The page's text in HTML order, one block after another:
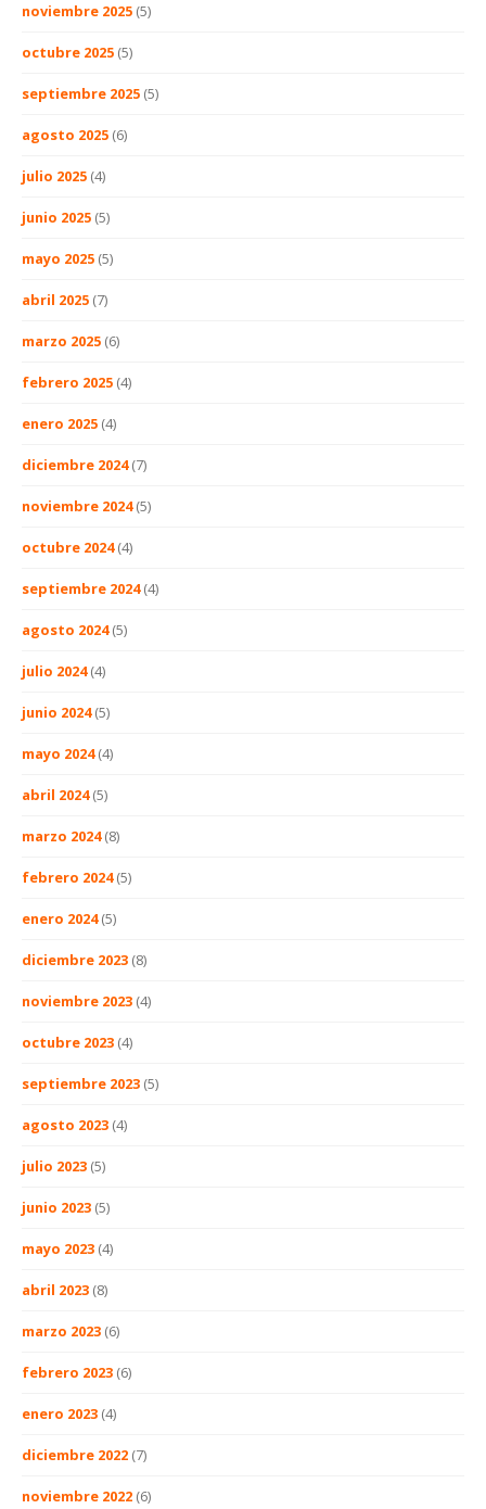
noviembre 2025 (5)
octubre 2025 (5)
septiembre 2025 (5)
agosto 2025 (6)
julio 2025 (4)
junio 2025 (5)
mayo 2025 (5)
abril 2025 (7)
marzo 2025 (6)
febrero 2025 (4)
enero 2025 (4)
diciembre 2024(7)
noviembre 2024(5)
octubre 2024(4)
septiembre 2024(4)
agosto 2024(5)
julio 2024(4)
junio 2024(5)
mayo 2024(4)
abril 2024(5)
marzo 2024(8)
febrero 2024(5)
enero 2024(5)
diciembre 2023 (8)
noviembre 2023 (4)
octubre 2023 (4)
septiembre 2023 (5)
agosto 2023 (4)
julio 2023 (5)
junio 2023 (5)
mayo 2023 (4)
abril 2023 (8)
marzo 2023 (6)
febrero 2023 (6)
enero 2023 (4)
diciembre 2022 (7)
noviembre 2022 (6)